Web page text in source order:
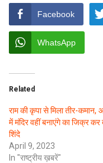
Facebook
WhatsApp
Related
राम की कृपा से मिला तीर-कमान,
में मंदिर वहीं बनाएंगे का जिक्र कर
शिंदे
April 9, 2023
In "राष्ट्रीय ख़बरें"